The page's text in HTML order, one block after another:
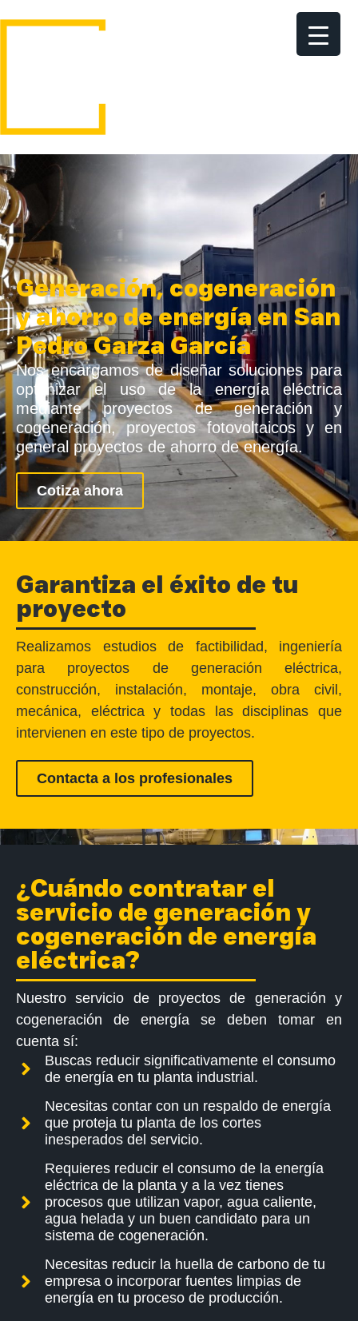
Generación, cogeneración
y ahorro de energía en San
Pedro Garza García
Nos encargamos de diseñar soluciones para
optimizar el uso de la energía eléctrica
mediante proyectos de generación y
cogeneración, proyectos fotovoltaicos y en
general proyectos de ahorro de energía.
Cotiza ahora
Garantiza el éxito de tu
proyecto
Realizamos estudios de factibilidad, ingeniería
para proyectos de generación eléctrica,
construcción, instalación, montaje, obra civil,
mecánica, eléctrica y todas las disciplinas que
intervienen en este tipo de proyectos.
Contacta a los profesionales
¿Cuándo contratar el
servicio de generación y
cogeneración de energía
eléctrica?
Nuestro servicio de proyectos de generación y
cogeneración de energía se deben tomar en
cuenta sí:
Buscas reducir significativamente el consumo
de energía en tu planta industrial.
Necesitas contar con un respaldo de energía
que proteja tu planta de los cortes
inesperados del servicio.
Requieres reducir el consumo de la energía
eléctrica de la planta y a la vez tienes
procesos que utilizan vapor, agua caliente,
agua helada y un buen candidato para un
sistema de cogeneración.
Necesitas reducir la huella de carbono de tu
empresa o incorporar fuentes limpias de
energía en tu proceso de producción.